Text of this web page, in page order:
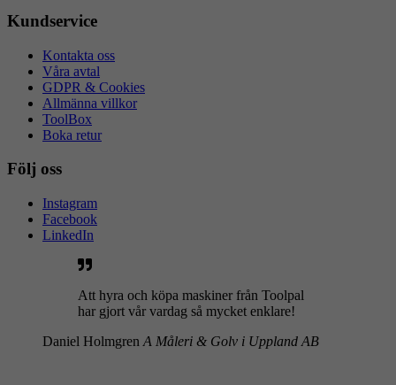
Kundservice
Kontakta oss
Våra avtal
GDPR & Cookies
Allmänna villkor
ToolBox
Boka retur
Följ oss
Instagram
Facebook
LinkedIn
Att hyra och köpa maskiner från Toolpal
har gjort vår vardag så mycket enklare!
Daniel Holmgren A Måleri & Golv i Uppland AB